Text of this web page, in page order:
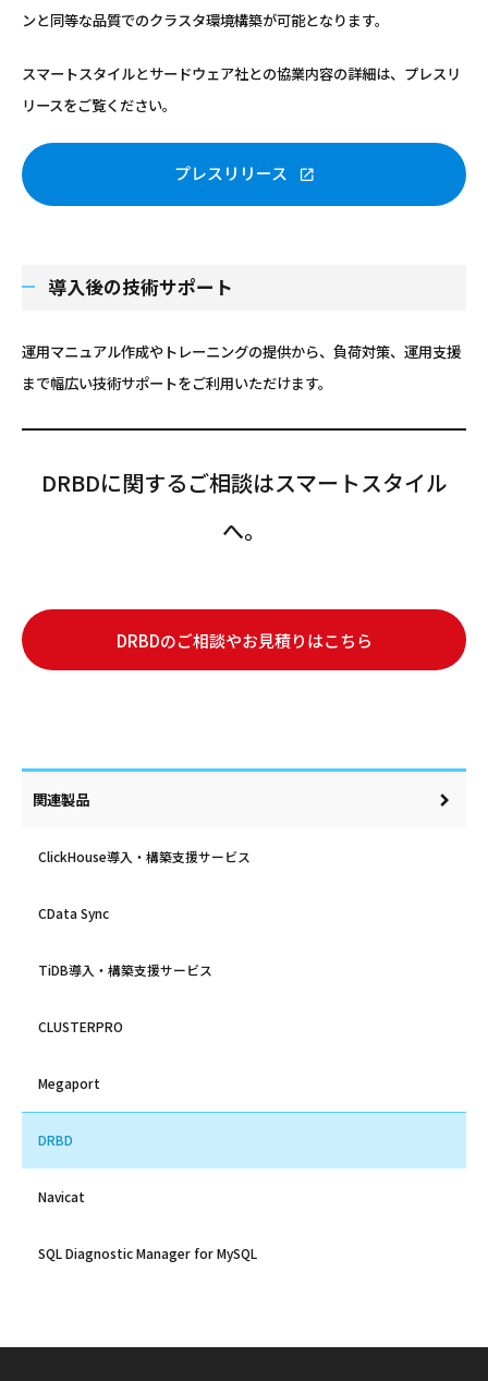
ンと同等な品質でのクラスタ環境構築が可能となります。
スマートスタイルとサードウェア社との協業内容の詳細は、プレスリ
リースをご覧ください。
プレスリリース
導入後の技術サポート
運用マニュアル作成やトレーニングの提供から、負荷対策、運用支援
まで幅広い技術サポートをご利用いただけます。
DRBDに関するご相談はスマートスタイル
へ。
DRBDのご相談やお見積りはこちら
関連製品
ClickHouse導入・構築支援サービス
CData Sync
TiDB導入・構築支援サービス
CLUSTERPRO
Megaport
DRBD
Navicat
SQL Diagnostic Manager for MySQL